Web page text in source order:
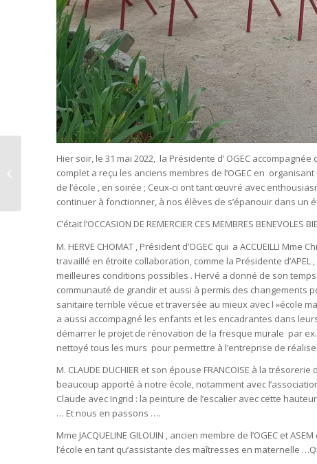
Hier soir, le 31 mai 2022, la Présidente d’ OGEC
complet a reçu les anciens membres de l’OGEC en
de l’école , en soirée ; Ceux-ci ont tant œuvré avec
continuer à fonctionner, à nos élèves de s’épanouir dans
C’était l’OCCASION DE REMERCIER CES MEMBRES BENEVOLES
M. HERVE CHOMAT , Président d’OGEC qui a ACCUEILLI
travaillé en étroite collaboration, comme la Présidente
meilleures conditions possibles . Hervé a donné de son
communauté de grandir et aussi à permis des changements
sanitaire terrible vécue et traversée au mieux avec l »école
a aussi accompagné les enfants et les encadrantes dans
démarrer le projet de rénovation de la fresque murale par
nettoyé tous les murs pour permettre à l’entreprise de
M. CLAUDE DUCHIER et son épouse FRANCOISE à la
beaucoup apporté à notre école, notamment avec
Claude avec Ingrid : la peinture de l’escalier avec cette
… Et nous en passons ….
Mme JACQUELINE GILOUIN , ancien membre de l’OGEC et
l’école en tant qu’assistante des maîtresses en maternelle
SCOLAIRE ECOLE : des
TPS aux CM2 aux BAUX